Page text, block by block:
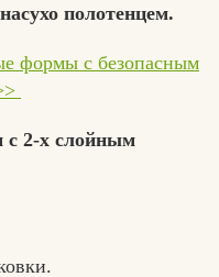
полотенцем.
формы с безопасным
с 2-х слойным